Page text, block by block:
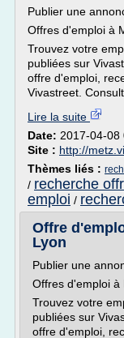
Publier une
Offres d'emploi à
Trouvez votre
publiées sur
offre d'emploi,
Vivastreet.
Lire la suite
Date: 2017-04-08
Site : http://
Thèmes liés :
/ recherche
emploi /
Offre
Lyon
Publier une
Offres d'emploi à
Trouvez votre
publiées sur
offre d'emploi,